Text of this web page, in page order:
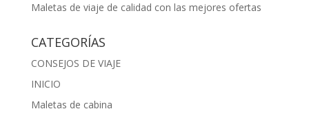
Maletas de viaje de calidad con las mejores ofertas
CATEGORÍAS
CONSEJOS DE VIAJE
INICIO
Maletas de cabina